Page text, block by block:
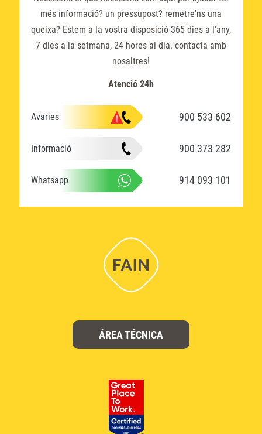
més informació? un pressupost? remetre'ns una
queixa? Estem a la vostra disposició 365 dies a l'any,
7 dies a la setmana, 24 hores al dia. contacta amb
nosaltres!
Atenció 24h
Avaries 900 533 602
Informació 900 373 282
Whatsapp 914 093 101
ÁREA TÉCNICA